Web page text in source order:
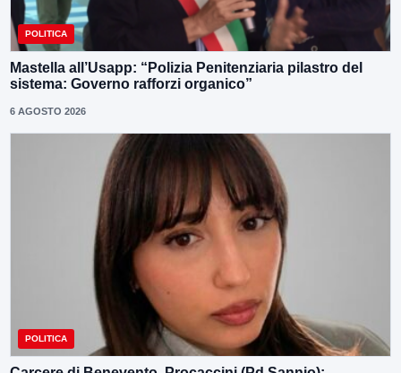
POLITICA
Mastella all’Usapp: “Polizia Penitenziaria pilastro del
sistema: Governo rafforzi organico”
6 AGOSTO 2026
POLITICA